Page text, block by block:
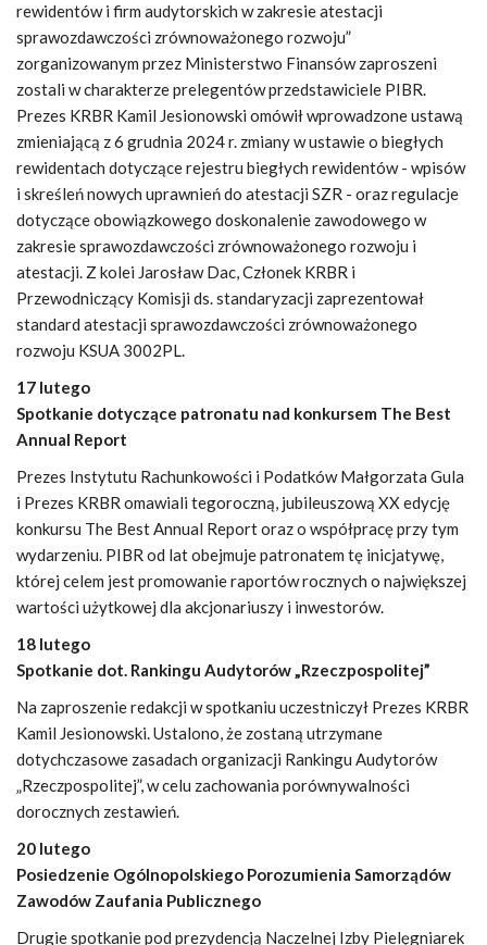
rewidentów i firm audytorskich w zakresie atestacji
sprawozdawczości zrównoważonego rozwoju”
zorganizowanym przez Ministerstwo Finansów zaproszeni
zostali w charakterze prelegentów przedstawiciele PIBR.
Prezes KRBR Kamil Jesionowski omówił wprowadzone ustawą
zmieniającą z 6 grudnia 2024 r. zmiany w ustawie o biegłych
rewidentach dotyczące rejestru biegłych rewidentów - wpisów
i skreśleń nowych uprawnień do atestacji SZR - oraz regulacje
dotyczące obowiązkowego doskonalenie zawodowego w
zakresie sprawozdawczości zrównoważonego rozwoju i
atestacji. Z kolei Jarosław Dac, Członek KRBR i
Przewodniczący Komisji ds. standaryzacji zaprezentował
standard atestacji sprawozdawczości zrównoważonego
rozwoju KSUA 3002PL.
17 lutego
Spotkanie dotyczące patronatu nad konkursem The Best
Annual Report
Prezes Instytutu Rachunkowości i Podatków Małgorzata Gula
i Prezes KRBR omawiali tegoroczną, jubileuszową XX edycję
konkursu The Best Annual Report oraz o współpracę przy tym
wydarzeniu. PIBR od lat obejmuje patronatem tę inicjatywę,
której celem jest promowanie raportów rocznych o największej
wartości użytkowej dla akcjonariuszy i inwestorów.
18 lutego
Spotkanie dot. Rankingu Audytorów „Rzeczpospolitej”
Na zaproszenie redakcji w spotkaniu uczestniczył Prezes KRBR
Kamil Jesionowski. Ustalono, że zostaną utrzymane
dotychczasowe zasadach organizacji Rankingu Audytorów
„Rzeczpospolitej”, w celu zachowania porównywalności
dorocznych zestawień.
20 lutego
Posiedzenie Ogólnopolskiego Porozumienia Samorządów
Zawodów Zaufania Publicznego
Drugie spotkanie pod prezydencją Naczelnej Izby Pielęgniarek